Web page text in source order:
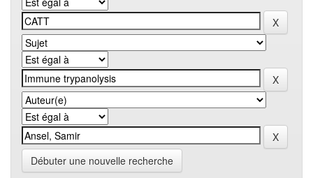
Débuter une nouvelle recherche